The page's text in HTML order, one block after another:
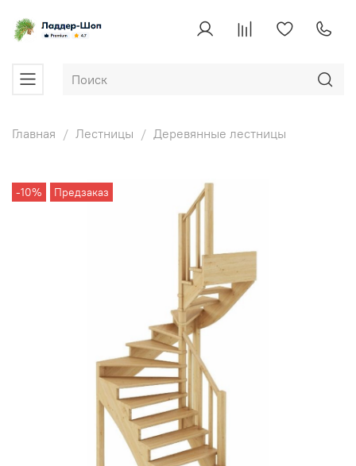
Главная Лестницы Деревянные лестницы
-10% Предзаказ